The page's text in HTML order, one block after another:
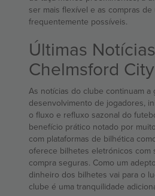
ser mais flexível e as compras de
frequentemente possíveis.
Últimas
Chelmsford
As notícias do clube continuam a
desenvolvimento de jogadores,
o fluxo e refluxo sazonal do
benefício prático notado por
com plataformas de bilhética
oferece bilhetes eletrónicos com
compra seguras. Como um
dinheiro dos bilhetes vai para o
clube é uma tranquilidade